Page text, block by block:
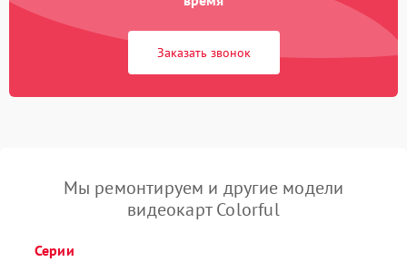
Заказать звонок
Мы ремонтируем и другие модели
видеокарт Colorful
Серии